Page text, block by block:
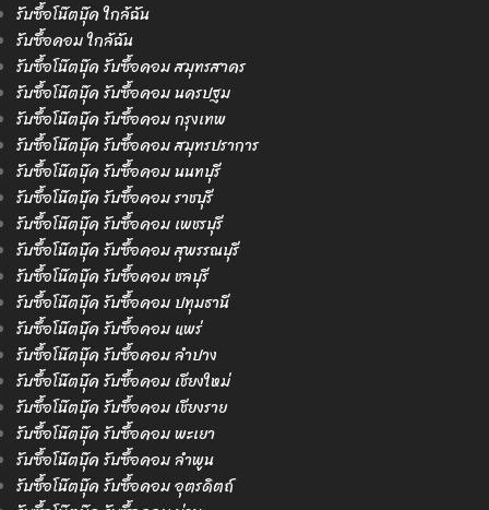
รับซื้อโน๊ตบุ๊ค ใกล้ฉัน
รับซื้อคอม ใกล้ฉัน
รับซื้อโน๊ตบุ๊ค รับซื้อคอม สมุทรสาคร
รับซื้อโน๊ตบุ๊ค รับซื้อคอม นครปฐม
รับซื้อโน๊ตบุ๊ค รับซื้อคอม กรุงเทพ
รับซื้อโน๊ตบุ๊ค รับซื้อคอม สมุทรปราการ
รับซื้อโน๊ตบุ๊ค รับซื้อคอม นนทบุรี
รับซื้อโน๊ตบุ๊ค รับซื้อคอม ราชบุรี
รับซื้อโน๊ตบุ๊ค รับซื้อคอม เพชรบุรี
รับซื้อโน๊ตบุ๊ค รับซื้อคอม สุพรรณบุรี
รับซื้อโน๊ตบุ๊ค รับซื้อคอม ชลบุรี
รับซื้อโน๊ตบุ๊ค รับซื้อคอม ปทุมธานี
รับซื้อโน๊ตบุ๊ค รับซื้อคอม แพร่
รับซื้อโน๊ตบุ๊ค รับซื้อคอม ลำปาง
รับซื้อโน๊ตบุ๊ค รับซื้อคอม เชียงใหม่
รับซื้อโน๊ตบุ๊ค รับซื้อคอม เชียงราย
รับซื้อโน๊ตบุ๊ค รับซื้อคอม พะเยา
รับซื้อโน๊ตบุ๊ค รับซื้อคอม ลำพูน
รับซื้อโน๊ตบุ๊ค รับซื้อคอม อุตรดิตถ์